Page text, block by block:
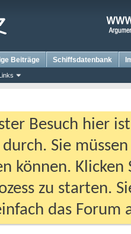
Beiträge Schiffsdatenbank
Besuch hier
durch. Sie
können.
zu starten.
das